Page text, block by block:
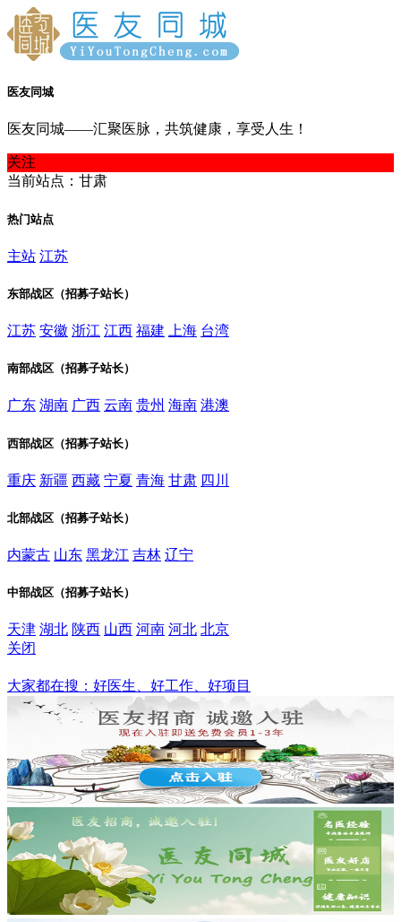
医友同城
医友同城——汇聚医脉，共筑健康，享受人生！
关注
当前站点：甘肃
热门站点
主站 江苏
东部战区（招募子站长）
江苏 安徽 浙江 江西 福建 上海 台湾
南部战区（招募子站长）
广东 湖南 广西 云南 贵州 海南 港澳
西部战区（招募子站长）
重庆 新疆 西藏 宁夏 青海 甘肃 四川
北部战区（招募子站长）
内蒙古 山东 黑龙江 吉林 辽宁
中部战区（招募子站长）
天津 湖北 陕西 山西 河南 河北 北京
关闭
大家都在搜：好医生、好工作、好项目